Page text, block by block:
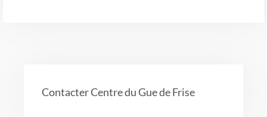
Contacter Centre du Gue de Frise